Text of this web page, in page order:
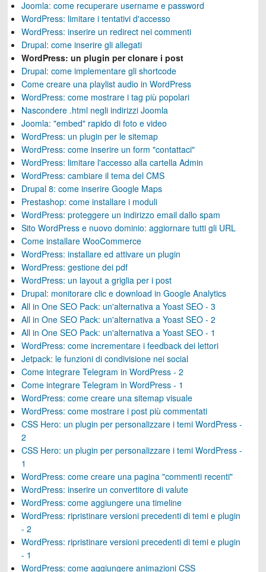
Joomla: come recuperare username e password
WordPress: limitare i tentativi d'accesso
WordPress: inserire un redirect nei commenti
Drupal: come inserire gli allegati
WordPress: un plugin per clonare i post
Drupal: come implementare gli shortcode
Come creare una playlist audio in WordPress
WordPress: come mostrare i tag più popolari
Nascondere .html negli indirizzi Joomla
Joomla: "embed" rapido di foto e video
WordPress: un plugin per le sitemap
WordPress: come inserire un form "contattaci"
WordPress: limitare l'accesso alla cartella Admin
WordPress: cambiare il tema del CMS
Drupal 8: come inserire Google Maps
Prestashop: come installare i moduli
WordPress: proteggere un indirizzo email dallo spam
Sito WordPress e nuovo dominio: aggiornare tutti gli URL
Come installare WooCommerce
WordPress: installare ed attivare un plugin
WordPress: gestione dei pdf
WordPress: un layout a griglia per i post
Drupal: monitorare clic e download in Google Analytics
All in One SEO Pack: un'alternativa a Yoast SEO - 3
All in One SEO Pack: un'alternativa a Yoast SEO - 2
All in One SEO Pack: un'alternativa a Yoast SEO - 1
WordPress: come incrementare i feedback dei lettori
Jetpack: le funzioni di condivisione nei social
Come integrare Telegram in WordPress - 2
Come integrare Telegram in WordPress - 1
WordPress: come creare una sitemap visuale
WordPress: come mostrare i post più commentati
CSS Hero: un plugin per personalizzare i temi WordPress -
2
CSS Hero: un plugin per personalizzare i temi WordPress -
1
WordPress: come creare una pagina "commenti recenti"
WordPress: inserire un convertitore di valute
WordPress: come aggiungere una timeline
WordPress: ripristinare versioni precedenti di temi e plugin
- 2
WordPress: ripristinare versioni precedenti di temi e plugin
- 1
WordPress: come aggiungere animazioni CSS